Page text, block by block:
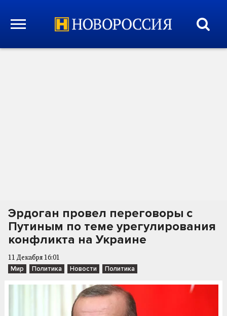
Эрдоган провел переговоры с
Путиным по теме урегулирования
конфликта на Украине
11 Декабря 16:01
Мир Политика Новости Политика